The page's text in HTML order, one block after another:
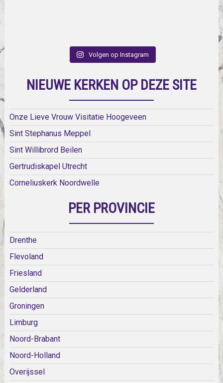
Volgen op Instagram
NIEUWE KERKEN OP DEZE SITE
Onze Lieve Vrouw Visitatie Hoogeveen
Sint Stephanus Meppel
Sint Willibrord Beilen
Gertrudiskapel Utrecht
Corneliuskerk Noordwelle
PER PROVINCIE
Drenthe
Flevoland
Friesland
Gelderland
Groningen
Limburg
Noord-Brabant
Noord-Holland
Overijssel